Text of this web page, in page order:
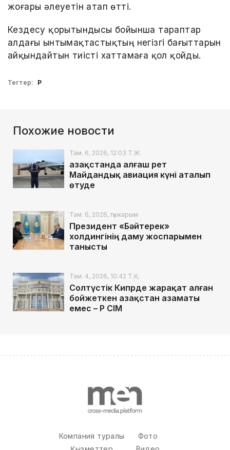
жоғары әлеуетін атап өтті.
Кездесу қорытындысы бойынша тараптар
алдағы ынтымақтастықтың негізгі бағыттарын
айқындайтын тиісті хаттамаға қол қойды.
Тегтер: ҚР
Похожие новости
Там. 6, 2026, 12:03 Т.Ж.
Қазақстанда алғаш рет
Майдандық авиация күні аталып
өтуде
Там. 6, 2026, түнжарым
Президент «Бәйтерек»
холдингінің даму жоспарымен
танысты
Там. 4, 2026, 10:42 Т.Қ.
Солтүстік Кипрде жарақат алған
бойжеткен Қазақстан азаматы
емес – ҚР СІМ
Компания туралы
Фото